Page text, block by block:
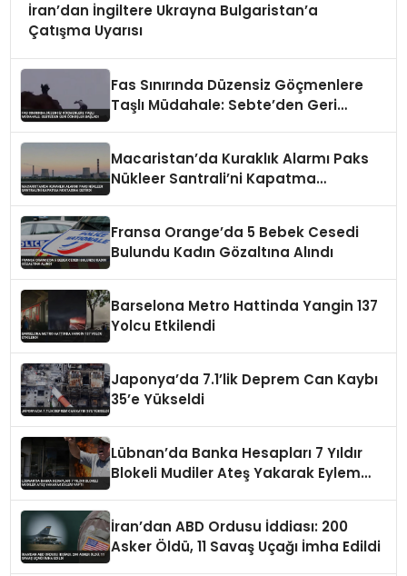
İran’dan İngiltere Ukrayna Bulgaristan’a
Çatışma Uyarısı
Fas Sınırında Düzensiz Göçmenlere
Taşlı Müdahale: Sebte’den Geri
Macaristan’da Kuraklık Alarmı Paks
Nükleer Santrali’ni Kapatma
Fransa Orange’da 5 Bebek Cesedi
Bulundu Kadın Gözaltına Alındı
Barselona Metro Hattinda Yangin 137
Yolcu Etkilendi
Japonya’da 7.1’lik Deprem Can Kaybı
35’e Yükseldi
Lübnan’da Banka Hesapları 7 Yıldır
Blokeli Mudiler Ateş Yakarak Eylem
İran’dan ABD Ordusu İddiası: 200
Asker Öldü, 11 Savaş Uçağı İmha Edildi